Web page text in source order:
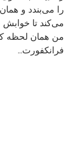
را می‌بندد و
می‌کند تا خوابش
من همان لحظه
فرانکفورت...